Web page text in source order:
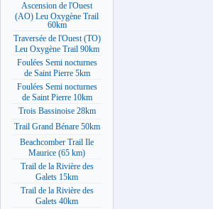
Ascension de l'Ouest
(AO) Leu Oxygène Trail
60km
Traversée de l'Ouest (TO)
Leu Oxygène Trail 90km
Foulées Semi nocturnes
de Saint Pierre 5km
Foulées Semi nocturnes
de Saint Pierre 10km
Trois Bassinoise 28km
Trail Grand Bénare 50km
Beachcomber Trail Ile
Maurice (65 km)
Trail de la Rivière des
Galets 15km
Trail de la Rivière des
Galets 40km